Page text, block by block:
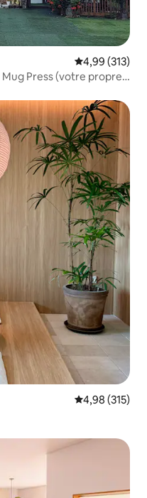
Évaluation
4,99 (313)
Press (votre propre
Évaluation
4,98 (315)